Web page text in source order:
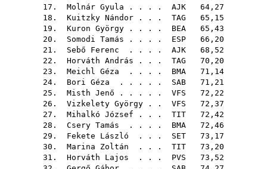
17. Molnár Gyula . . . . AJK 64,27
18. Kuitzky Nándor . . . TAG 65,15
19. Kuron György . . . . BEA 65,43
20. Somodi Tamás . . . . ESP 66,20
21. Sebő Ferenc . . . . AJK 68,52
22. Horváth András . . . TAG 70,20
23. Meichl Géza . . . . BMA 71,14
24. Bori Géza . . . . . SAB 71,21
25. Misth Jenő . . . . . VFS 72,22
26. Vizkelety György . . VFS 72,37
27. Mihalkó József . . . TIT 72,42
28. Csery Tamás . . . . BMA 72,46
29. Fekete László . . . SET 73,17
30. Marina Zoltán . . . TIT 73,20
31. Horváth Lajos . . . PVS 73,52